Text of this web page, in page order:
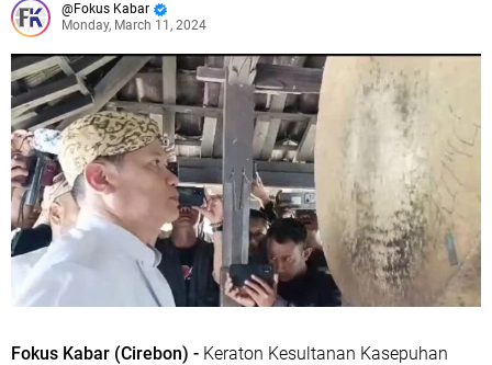
Fokus Kabar
Monday, March 11, 2024
Fokus Kabar (Cirebon) - Keraton Kesultanan Kasepuhan